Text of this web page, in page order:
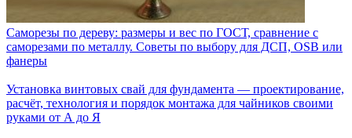
Саморезы по дереву: размеры и вес по ГОСТ, сравнение с
саморезами по металлу. Советы по выбору для ДСП, OSB или
фанеры
Установка винтовых свай для фундамента — проектирование,
расчёт, технология и порядок монтажа для чайников своими
руками от А до Я